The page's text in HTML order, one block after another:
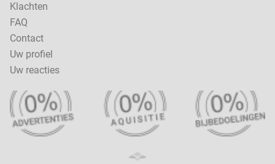
Klachten
FAQ
Contact
Uw profiel
Uw reacties